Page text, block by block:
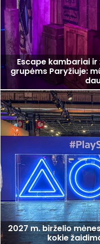
Escape kambariai
grupėms Paryžiuje:
2027 m. birželio
kokie